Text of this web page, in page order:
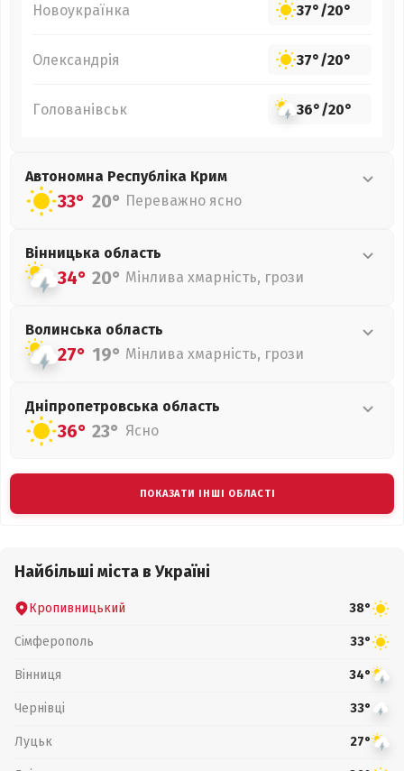
Новоукраїнка 37°/20°
Олександрія 37°/20°
Голованівськ 36°/20°
Автономна Республіка Крим
33° 20° Переважно ясно
Вінницька область
34° 20° Мінлива хмарність, грози
Волинська область
27° 19° Мінлива хмарність, грози
Дніпропетровська область
36° 23° Ясно
ПОКАЗАТИ ІНШІ ОБЛАСТІ
Найбільші міста в Україні
Кропивницький 38°
Сімферополь 33°
Вінниця 34°
Чернівці 33°
Луцьк 27°